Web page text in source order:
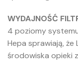
WYDAJNOŚĆ
4 poziomy
Hepa sprawiają, że
środowiska opieki